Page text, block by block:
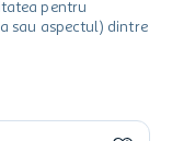
pentru
sau aspectul) dintre